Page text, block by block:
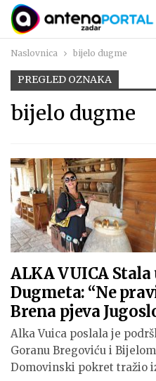
Naslovnica bijelo dugme
PREGLED OZNAKA
bijelo dugme
ALKA VUICA
Dugmeta: “Ne
Brena pjeva
Alka Vuica poslala je
Goranu Bregoviću i
Domovinski pokret tražio